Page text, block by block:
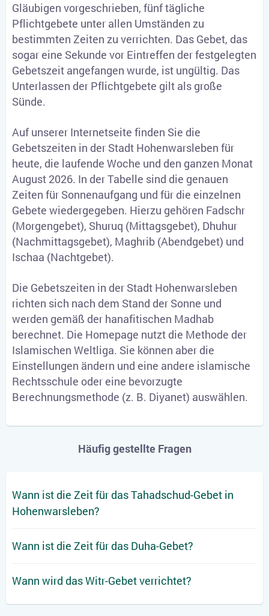
Gläubigen vorgeschrieben, fünf tägliche
Pflichtgebete unter allen Umständen zu
bestimmten Zeiten zu verrichten. Das Gebet, das
sogar eine Sekunde vor Eintreffen der festgelegten
Gebetszeit angefangen wurde, ist ungültig. Das
Unterlassen der Pflichtgebete gilt als große
Sünde.
Auf unserer Internetseite finden Sie die
Gebetszeiten in der Stadt Hohenwarsleben für
heute, die laufende Woche und den ganzen Monat
August 2026. In der Tabelle sind die genauen
Zeiten für Sonnenaufgang und für die einzelnen
Gebete wiedergegeben. Hierzu gehören Fadschr
(Morgengebet), Shuruq (Mittagsgebet), Dhuhur
(Nachmittagsgebet), Maghrib (Abendgebet) und
Ischaa (Nachtgebet).
Die Gebetszeiten in der Stadt Hohenwarsleben
richten sich nach dem Stand der Sonne und
werden gemäß der hanafitischen Madhab
berechnet. Die Homepage nutzt die Methode der
Islamischen Weltliga. Sie können aber die
Einstellungen ändern und eine andere islamische
Rechtsschule oder eine bevorzugte
Berechnungsmethode (z. B. Diyanet) auswählen.
Häufig gestellte Fragen
Wann ist die Zeit für das Tahadschud-Gebet in
Hohenwarsleben?
Wann ist die Zeit für das Duha-Gebet?
Wann wird das Witr-Gebet verrichtet?